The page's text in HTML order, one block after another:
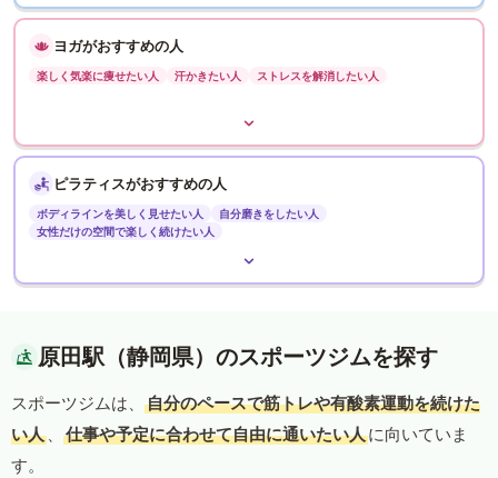
ヨガがおすすめの人
楽しく気楽に痩せたい人 汗かきたい人 ストレスを解消したい人
ピラティスがおすすめの人
ボディラインを美しく見せたい人
自分磨きをしたい人
女性だけの空間で楽しく続けたい人
原田駅（静岡県）のスポーツジムを探す
スポーツジムは、
自分のペースで筋トレや有酸素運動を続けた
い人 、 仕事や予定に合わせて自由に通いたい人に向いていま
す。